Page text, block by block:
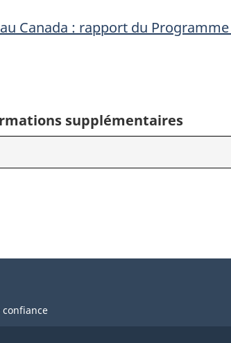
Canada : rapport du
supplémentaires
confiance